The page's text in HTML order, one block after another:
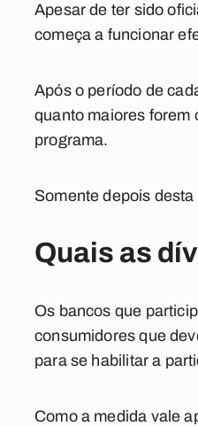
Apesar de ter sido
começa a funcionar
Após o período de
quanto maiores forem
programa.
Somente depois
Quais as
Os bancos que
consumidores que
para se habilitar a
Como a medida vale